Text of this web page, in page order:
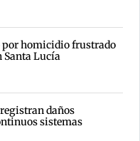
homicidio frustrado
Santa Lucía
daños
sistemas